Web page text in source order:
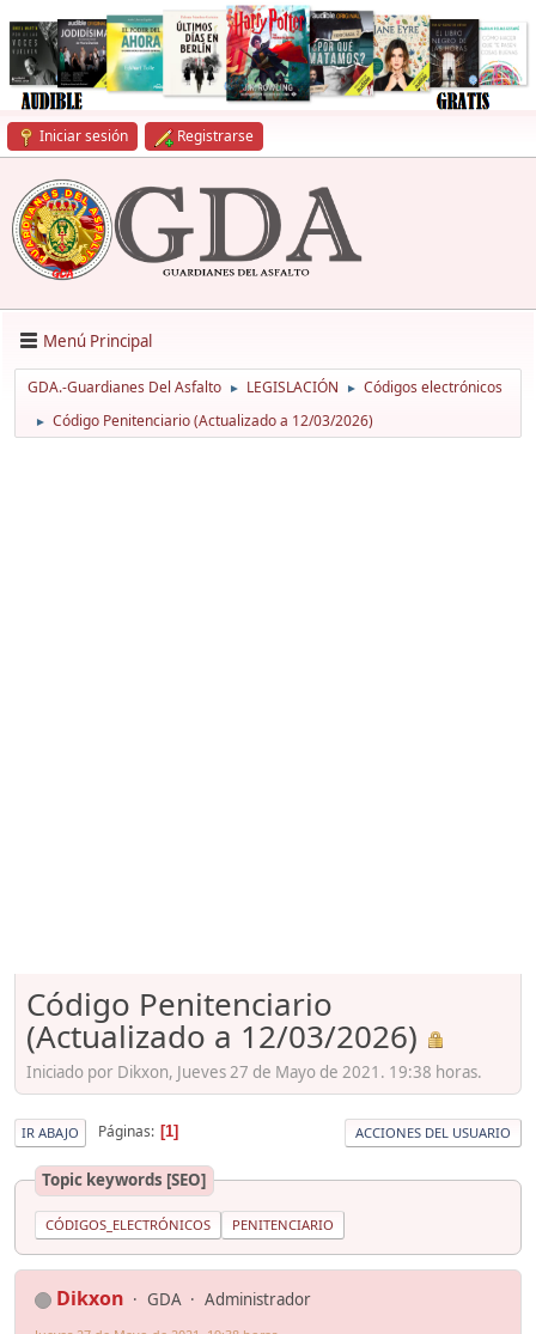
Iniciar sesión Registrarse
Menú Principal
GDA.-Guardianes Del Asfalto ► LEGISLACIÓN ► Códigos electrónicos
► Código Penitenciario (Actualizado a 12/03/2026)
Código Penitenciario
(Actualizado a 12/03/2026)
Iniciado por Dikxon, Jueves 27 de Mayo de 2021. 19:38 horas.
IR ABAJO Páginas 1 ACCIONES DEL USUARIO
Topic keywords [SEO]
CÓDIGOS_ELECTRÓNICOS PENITENCIARIO
Dikxon GDA Administrador